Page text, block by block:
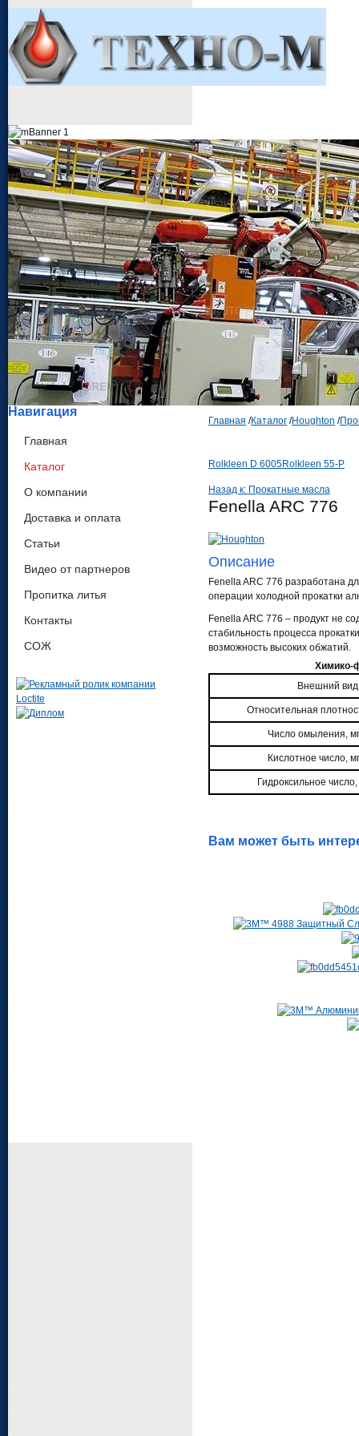
Навигация
Главная
Каталог
О компании
Доставка и оплата
Статьи
Видео от партнеров
Пропитка литья
Контакты
СОЖ
Главная /Каталог /Houghton /
Rolkleen D 6005Rolkleen 55-P
Назад к: Прокатные масла
Fenella ARC 776
Описание
Fenella ARC 776 разработана
операции холодной прокатки
Fenella ARC 776 – продукт не
стабильность процесса
возможность высоких обжатий.
Химико-
Внешний вид
Относительная
Число омыления,
Кислотное число,
Гидроксильное
Вам может быть